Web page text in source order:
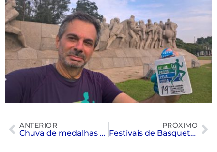
ANTERIOR
Chuva de medalhas no Paulista Inter-Regional de Natação, Kim Mollo 2019
PRÓXIMO
Festivais de Basquetebol e Vôlei